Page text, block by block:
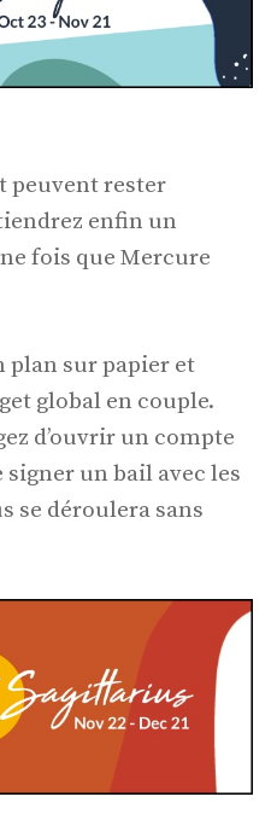
peuvent rester
enfin un
fois que Mercure
plan sur papier et
global en couple.
d’ouvrir un compte
un bail avec les
se déroulera sans